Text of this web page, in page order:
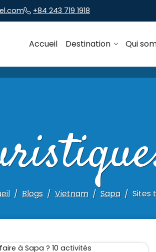
+84 243 719 1918
Accueil Destination Qui
Blogs Vietnam Sapa Sites